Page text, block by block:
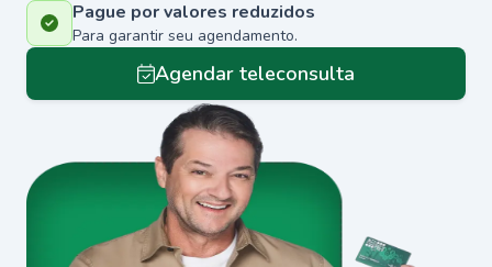
Pague por valores reduzidos
Para garantir seu agendamento.
Agendar teleconsulta